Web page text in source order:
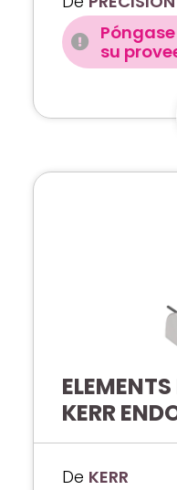
su
KERR
De KERR